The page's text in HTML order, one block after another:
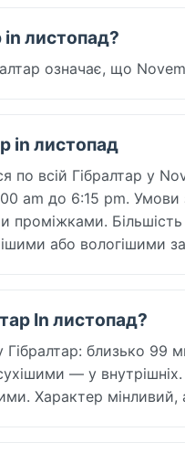
in листопад?
означає, що
in листопад
по всій Гібралтар у
am до 6:15 pm.
або вологішими
In листопад?
Гібралтар: близько
— у
Характер мінливий,